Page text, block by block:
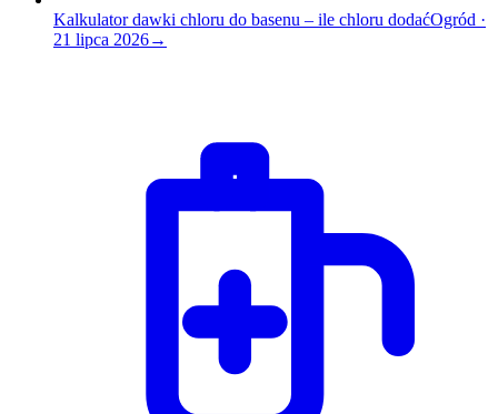
Kalkulator dawki chloru do basenu – ile chloru dodaćOgród ·
21 lipca 2026→